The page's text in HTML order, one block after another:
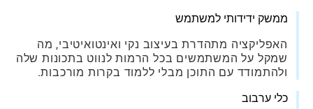
ממשק ידידותי למשתמש
האפליקציה מתהדרת בעיצוב נקי ואינטואיטיבי, מה
שמקל על המשתמשים בכל הרמות לנווט בתכונות שלה
ולהתמודד עם התוכן מבלי ללמוד בקרות מורכבות.
כלי ערבוב